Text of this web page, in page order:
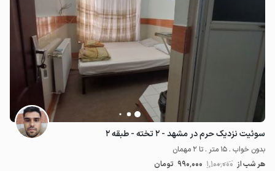
سوئیت نزدیک حرم در مشهد - ۲ تخته - طبقه ۲
بدون خواب . 15 متر . تا 2 مهمان
هر شب از 1٬100٬000 990٬000 تومان